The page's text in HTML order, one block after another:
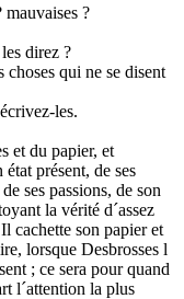
?
direz ?
qui ne se disent
les.
et du papier, et
présent, de ses
ses passions, de son
la vérité d´assez
cachette son papier et
lorsque Desbrosses l
; ce sera pour quand
l´attention la plus